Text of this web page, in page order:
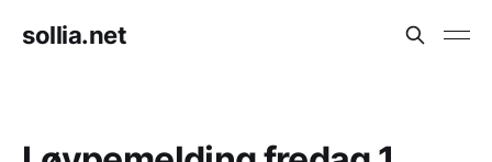
sollia.net